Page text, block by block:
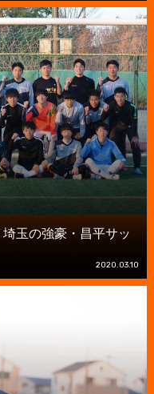
玉の強豪・昌平サッ
2020.03.10